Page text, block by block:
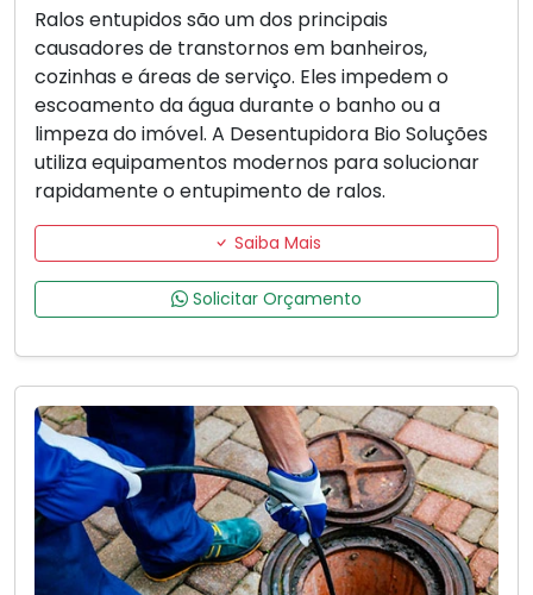
Ralos entupidos são um dos principais
causadores de transtornos em banheiros,
cozinhas e áreas de serviço. Eles impedem o
escoamento da água durante o banho ou a
limpeza do imóvel. A Desentupidora Bio Soluções
utiliza equipamentos modernos para solucionar
rapidamente o entupimento de ralos.
Saiba Mais
Solicitar Orçamento